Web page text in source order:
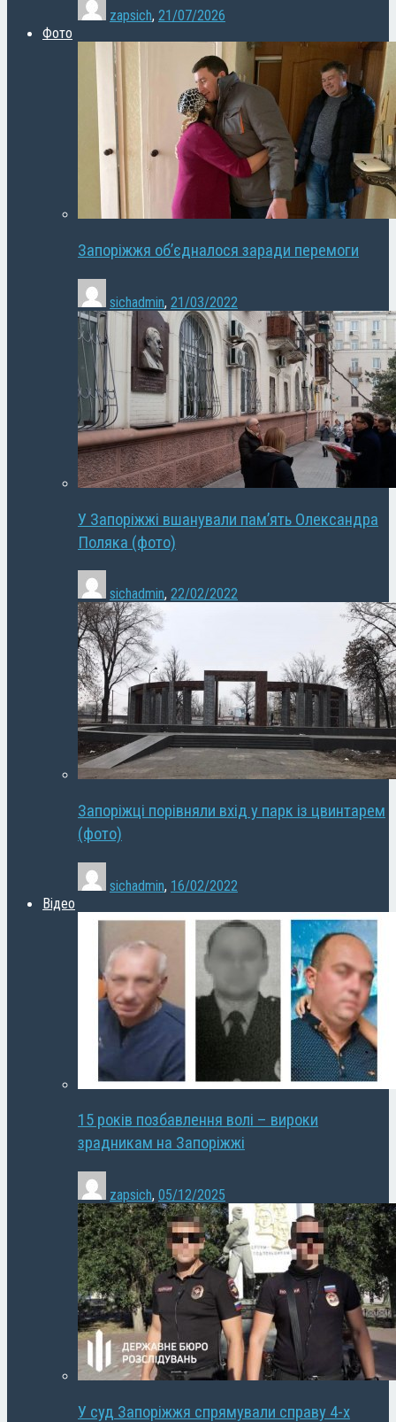
zapsich, 21/07/2026
Фото
Запоріжжя об’єдналося заради перемоги
sichadmin, 21/03/2022
У Запоріжжі вшанували пам’ять Олександра
Поляка (фото)
sichadmin, 22/02/2022
Запоріжці порівняли вхід у парк із цвинтарем
(фото)
sichadmin, 16/02/2022
Відео
15 років позбавлення волі – вироки
зрадникам на Запоріжжі
zapsich, 05/12/2025
У суд Запоріжжя спрямували справу 4-х